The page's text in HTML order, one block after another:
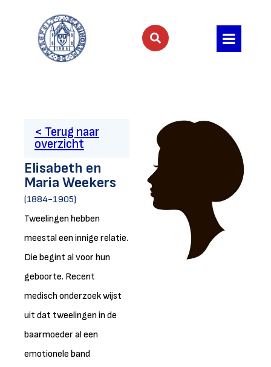
< Terug naar
overzicht
Elisabeth en
Maria Weekers
(1884-1905)
Tweelingen hebben
meestal een innige relatie.
Die begint al voor hun
geboorte. Recent
medisch onderzoek wijst
uit dat tweelingen in de
baarmoeder al een
emotionele band